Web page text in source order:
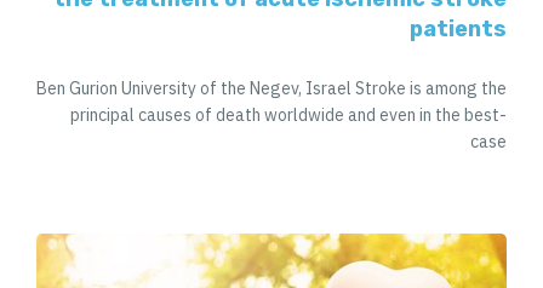
patients
Ben Gurion University of the Negev, Israel Stroke is among the
principal causes of death worldwide and even in the best-
case